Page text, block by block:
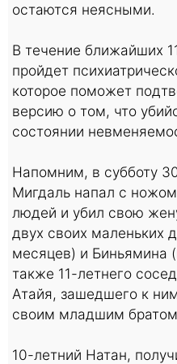
остаются неясными.
В течение ближайших
пройдет
которое поможет
версию о том, что
состоянии
Напомним, в субботу
Мигдаль напал с
людей и убил свою
двух своих маленьких
месяцев) и Биньямина
также 11-летнего
Атайя, зашедшего к
своим младшим
10-летний Натан,